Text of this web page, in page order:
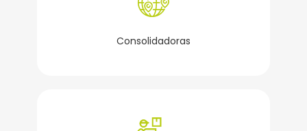
Consolidadoras